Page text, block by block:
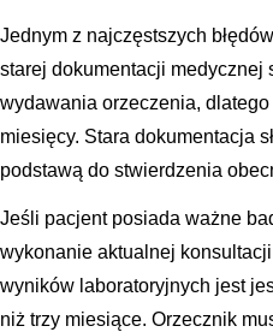
Jednym z najczęstszych
starej dokumentacji medycznej
wydawania orzeczenia,
miesięcy. Stara dokumentacja
podstawą do stwierdzenia
Jeśli pacjent posiada ważne
wykonanie aktualnej
wyników laboratoryjnych jest
niż trzy miesiące. Orzecznik